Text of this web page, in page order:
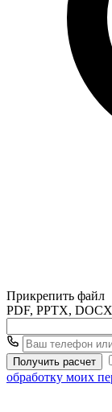
Прикрепить файл
PDF, PPTX,
Получить расчет
обработку моих